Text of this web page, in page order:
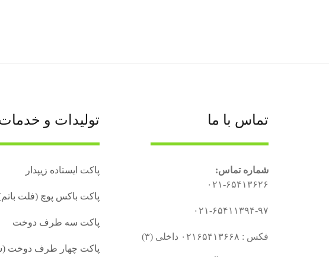
تماس با ما
شماره تماس:
۰۲۱-۶۵۴۱۳۶۲۶
۰۲۱-۶۵۴۱۱۳۹۴-۹۷
فکس : ۰۲۱۶۵۴۱۳۶۶۸ داخلی (۳)
تولیدات و
پاکت ایستاده زیپدار
پاکت باکس پوچ (فلت
پاکت سه طرف دوخت
پاکت چهار طرف دوخت